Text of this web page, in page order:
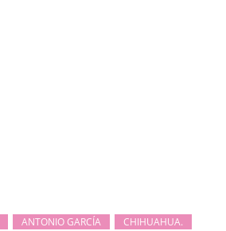
ANTONIO GARCÍA
CHIHUAHUA.